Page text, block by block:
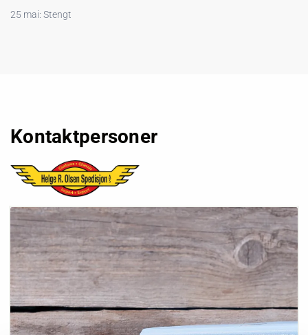
25 mai: Stengt
Kontaktpersoner